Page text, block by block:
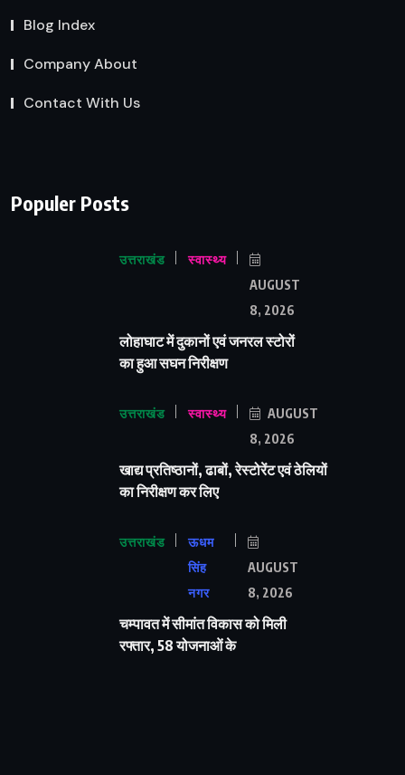
Blog Index
Company About
Contact With Us
Populer Posts
उत्तराखंड स्वास्थ्य
AUGUST
8, 2026
लोहाघाट में दुकानों एवं जनरल स्टोरों
का हुआ सघन निरीक्षण
उत्तराखंड स्वास्थ्य
AUGUST
8, 2026
खाद्य प्रतिष्ठानों, ढाबों, रेस्टोरेंट एवं ठेलियों
का निरीक्षण कर लिए
उत्तराखंड
ऊधम
सिंह
नगर
AUGUST
8, 2026
चम्पावत में सीमांत विकास को मिली
रफ्तार, 58 योजनाओं के